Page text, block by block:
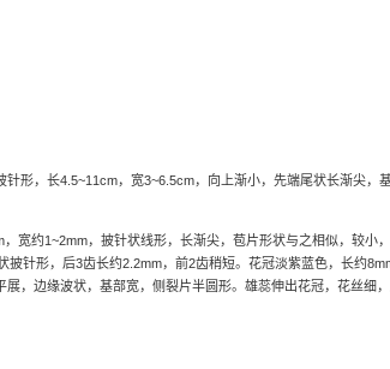
针形，长4.5~11cm，宽3~6.5cm，向上渐小，先端尾状长渐尖，
，宽约1~2mm，披针状线形，长渐尖，苞片形状与之相似，较小
披针形，后3齿长约2.2mm，前2齿稍短。花冠淡紫蓝色，长约
展，边缘波状，基部宽，侧裂片半圆形。雄蕊伸出花冠，花丝细